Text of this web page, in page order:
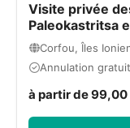
Visite privée
Paleokastritsa
Corfou, Îles
Annulation
à partir de 99,00